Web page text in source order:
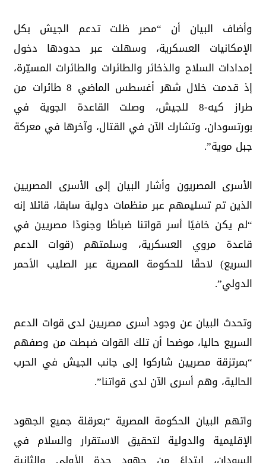
وأضاف البيان أن “مصر ظلت تدعم الجيش بكل
الإمكانيات العسكرية، وسهلت عبر حدودها دخول
إمدادات السلاح والذخائر والطائرات والطائرات المسيّرة،
إذ قدمت خلال شهر أغسطس الماضي 8 طائرات من
طراز كيه-8 للجيش، وصلت القاعدة الجوية في
بورتسودان، وتشارك الآن في القتال، وآخرها في معركة
جبل موية”.
الأسرى المصريون وأشار البيان إلى الأسرى المصريين
الذين تم تسليمهم عبر منظمات دولية سابقا، قائلا إنه
“لم يكن خافيًا أسر قواتنا ضباطًا وجنودًا مصريين في
قاعدة مروي العسكرية، وسلمتهم (قوات الدعم
السريع) لاحقًا للحكومة المصرية عبر الصليب الأحمر
الدولي”.
وتحدث البيان عن وجود أسرى مصريين لدى قوات الدعم
السريع حاليا، موضحا أن تلك القوات ضبطت من وصفهم
“بمرتزقة مصريين شاركوا إلى جانب الجيش في الحرب
الحالية، وهم أسرى الآن لدى قواتنا”.
واتهم البيان الحكومة المصرية “بعرقلة جميع الجهود
الإقليمية والدولية لتحقيق الاستقرار والسلام في